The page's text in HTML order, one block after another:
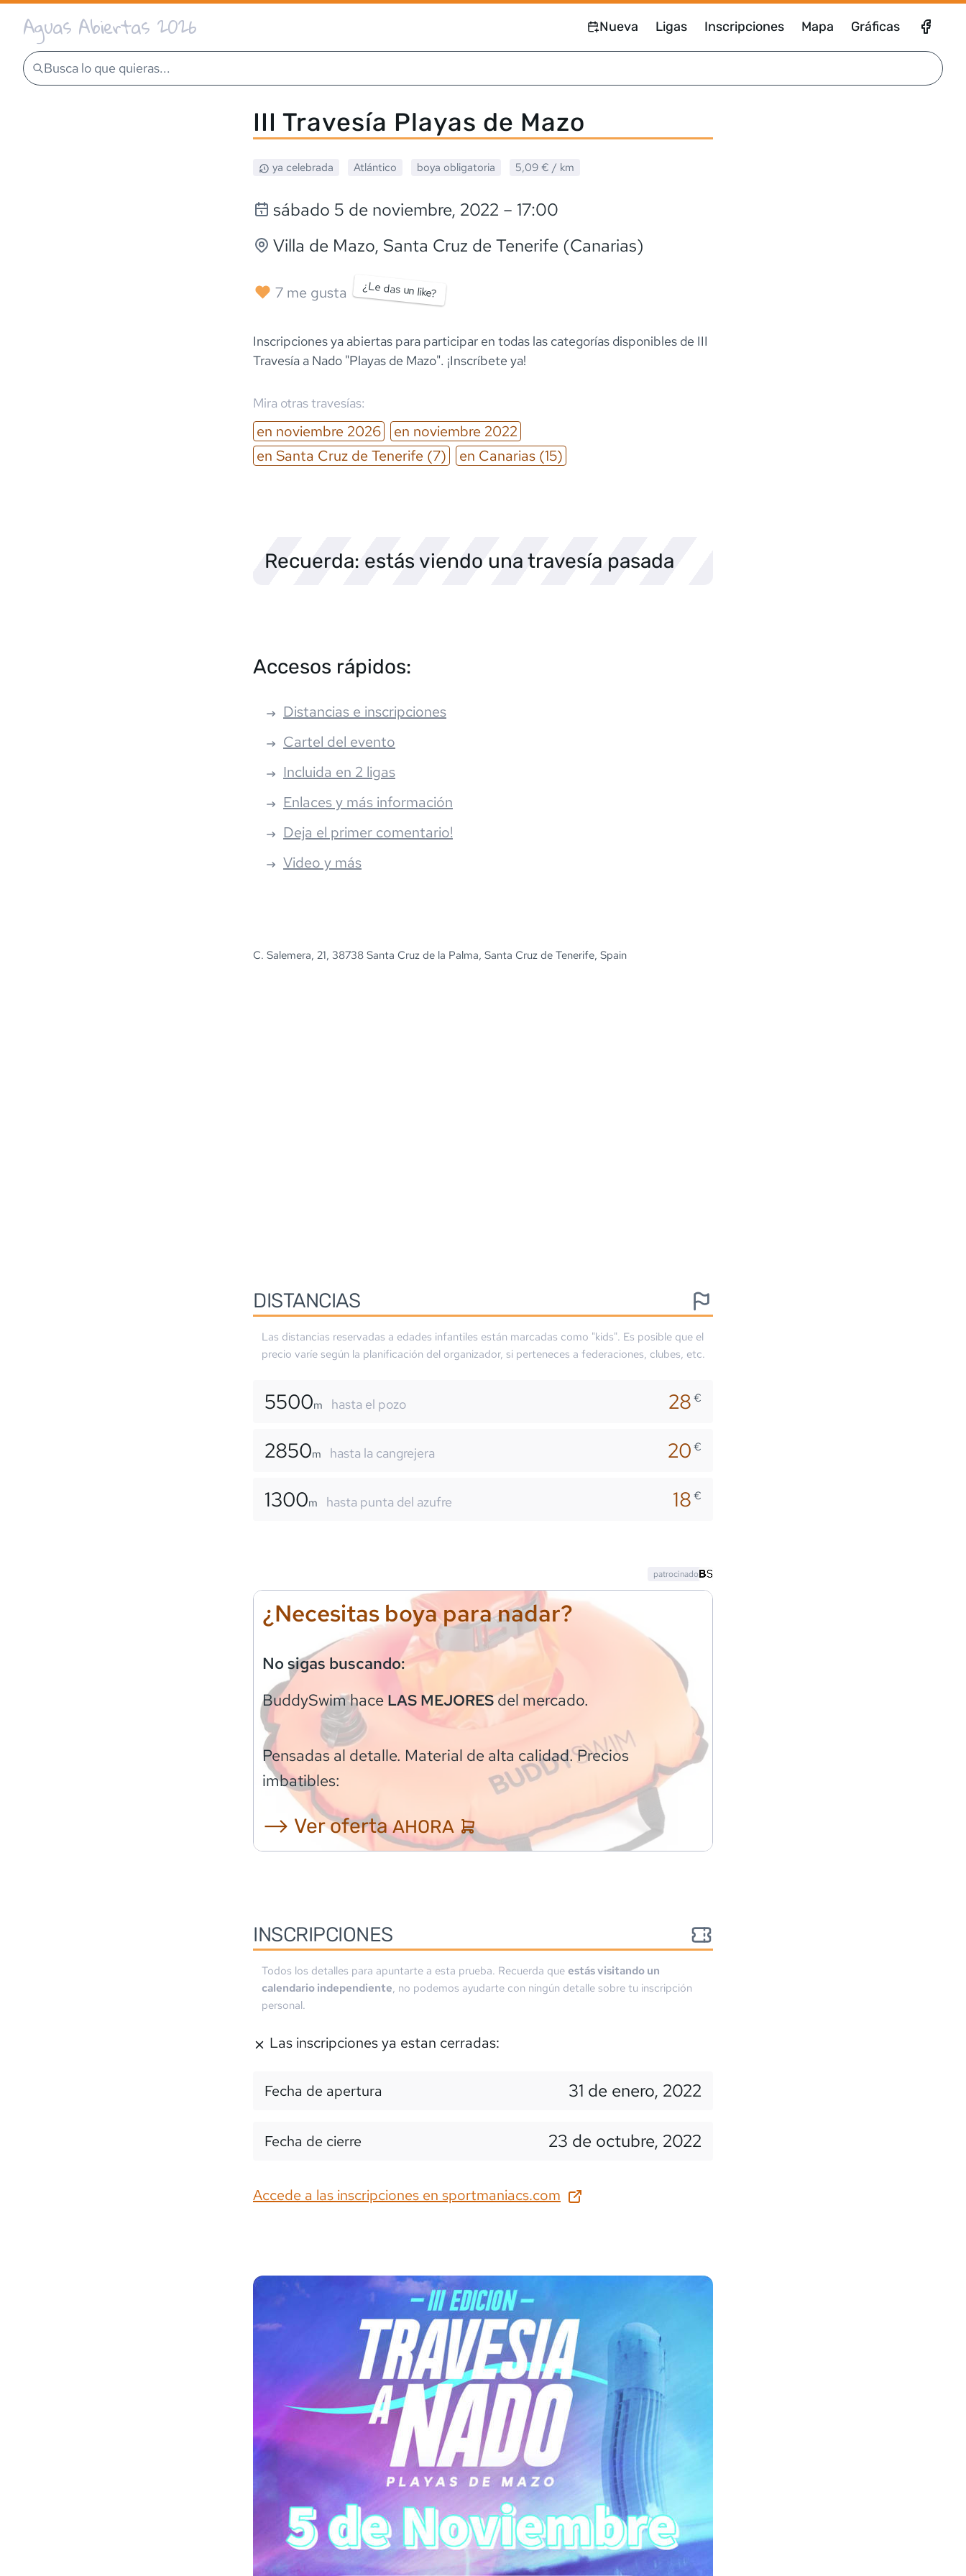
Aguas Abiertas 2026 Nueva Ligas Inscripciones Mapa Gráficas
Busca lo que quieras...
III Travesía Playas de Mazo
ya celebrada Atlántico boya obligatoria 5,09 € / km
sábado 5 de noviembre, 2022 – 17:00
Villa de Mazo, Santa Cruz de Tenerife (Canarias)
7 me gusta ¿Le das un like?
Inscripciones ya abiertas para participar en todas las categorías disponibles de III
Travesía a Nado "Playas de Mazo". ¡Inscríbete ya!
Mira otras travesías:
en noviembre 2026 en noviembre 2022
en Santa Cruz de Tenerife (7) en Canarias (15)
Recuerda: estás viendo una travesía pasada
Accesos rápidos:
Distancias e inscripciones
Cartel del evento
Incluida en 2 ligas
Enlaces y más información
Deja el primer comentario!
Video y más
C. Salemera, 21, 38738 Santa Cruz de la Palma, Santa Cruz de Tenerife, Spain
DISTANCIAS
Las distancias reservadas a edades infantiles están marcadas como "kids". Es posible que el
precio varíe según la planificación del organizador, si perteneces a federaciones, clubes, etc.
5500m hasta el pozo 28€
2850m hasta la cangrejera 20€
1300m hasta punta del azufre 18€
¿Necesitas boya para nadar?
No sigas buscando:
BuddySwimhaceLAS MEJORESdel mercado.
Pensadas al detalle. Material de alta calidad. Precios
imbatibles:
⟶ Ver ofertaAHORA
patrocinado
INSCRIPCIONES
Todos los detalles para apuntarte a esta prueba. Recuerda que estás visitando un
calendario independiente, no podemos ayudarte con ningún detalle sobre tu inscripción
personal.
Las inscripciones ya estan cerradas:
Fecha de apertura 31 de enero, 2022
Fecha de cierre 23 de octubre, 2022
Accede a las inscripciones en sportmaniacs.com